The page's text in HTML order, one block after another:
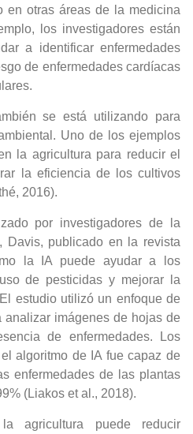
en otras áreas de la medicina
los investigadores están
a identificar enfermedades
de enfermedades cardíacas
se está utilizando para
Uno de los ejemplos
la agricultura para reducir el
la eficiencia de los cultivos
2016).
por investigadores de la
Davis, publicado en la revista
la IA puede ayudar a los
de pesticidas y mejorar la
estudio utilizó un enfoque de
analizar imágenes de hojas de
de enfermedades. Los
algoritmo de IA fue capaz de
enfermedades de las plantas
(Liakos et al., 2018).
puede reducir